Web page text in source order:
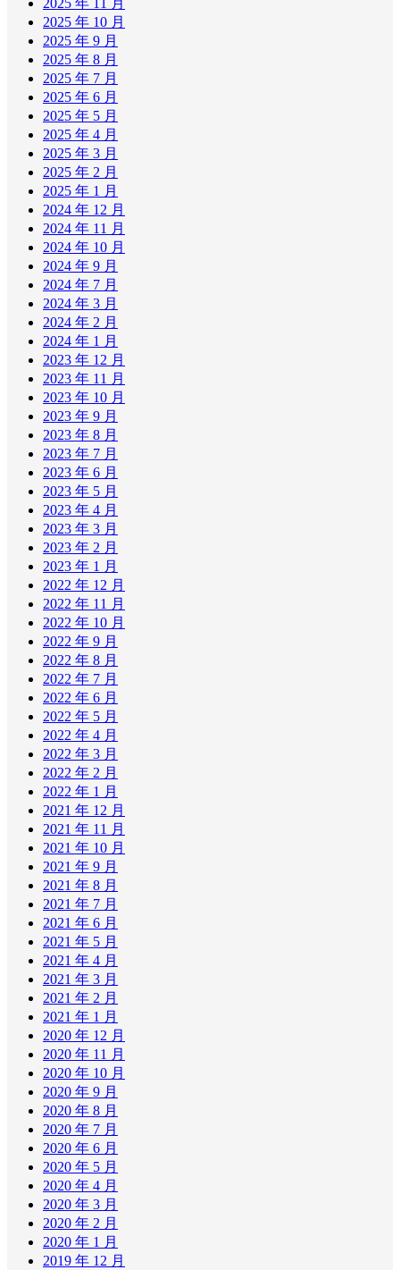
2025 年 11 月
2025 年 10 月
2025 年 9 月
2025 年 8 月
2025 年 7 月
2025 年 6 月
2025 年 5 月
2025 年 4 月
2025 年 3 月
2025 年 2 月
2025 年 1 月
2024 年 12 月
2024 年 11 月
2024 年 10 月
2024 年 9 月
2024 年 7 月
2024 年 3 月
2024 年 2 月
2024 年 1 月
2023 年 12 月
2023 年 11 月
2023 年 10 月
2023 年 9 月
2023 年 8 月
2023 年 7 月
2023 年 6 月
2023 年 5 月
2023 年 4 月
2023 年 3 月
2023 年 2 月
2023 年 1 月
2022 年 12 月
2022 年 11 月
2022 年 10 月
2022 年 9 月
2022 年 8 月
2022 年 7 月
2022 年 6 月
2022 年 5 月
2022 年 4 月
2022 年 3 月
2022 年 2 月
2022 年 1 月
2021 年 12 月
2021 年 11 月
2021 年 10 月
2021 年 9 月
2021 年 8 月
2021 年 7 月
2021 年 6 月
2021 年 5 月
2021 年 4 月
2021 年 3 月
2021 年 2 月
2021 年 1 月
2020 年 12 月
2020 年 11 月
2020 年 10 月
2020 年 9 月
2020 年 8 月
2020 年 7 月
2020 年 6 月
2020 年 5 月
2020 年 4 月
2020 年 3 月
2020 年 2 月
2020 年 1 月
2019 年 12 月